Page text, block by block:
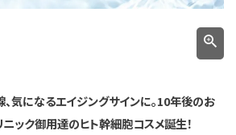
、気になるエイジングサインに。10年後のお
ック御用達のヒト幹細胞コスメ誕生！